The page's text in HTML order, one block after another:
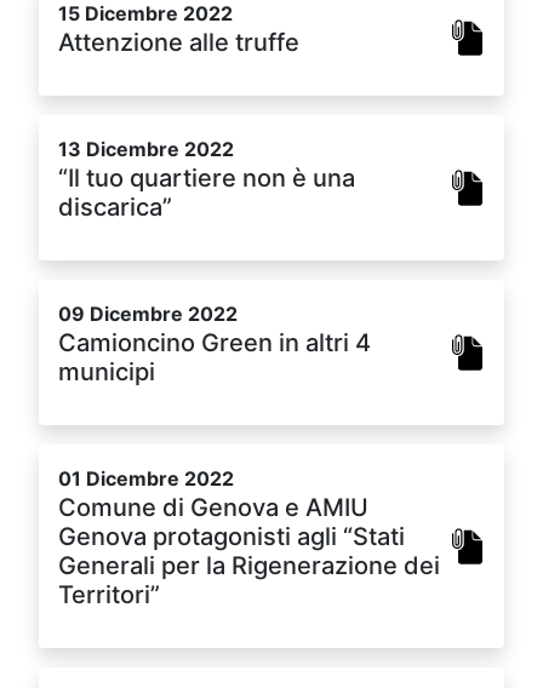
15 Dicembre 2022
Attenzione alle truffe
13 Dicembre 2022
“Il tuo quartiere non è una
discarica”
09 Dicembre 2022
Camioncino Green in altri 4
municipi
01 Dicembre 2022
Comune di Genova e AMIU
Genova protagonisti agli “Stati
Generali per la Rigenerazione dei
Territori”